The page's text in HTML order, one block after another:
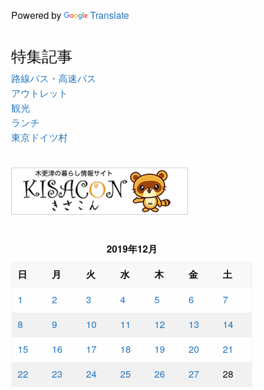
Powered by Translate
特集記事
路線バス・高速バス
アウトレット
観光
ランチ
東京ドイツ村
2019年12月
日
月 火 水 木 金
土
1
2 3 4 5 6
7
8
9 10 11 12 13
14
15
16 17 18 19 20
21
22
23 24 25 26 27
28